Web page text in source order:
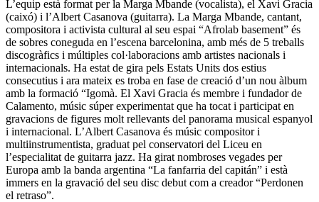
L’equip està format per la Marga Mbande (vocalista), el Xavi Gracia
(caixó) i l’Albert Casanova (guitarra). La Marga Mbande, cantant,
compositora i activista cultural al seu espai “Afrolab basement” és
de sobres coneguda en l’escena barcelonina, amb més de 5 treballs
discogràfics i múltiples col·laboracions amb artistes nacionals i
internacionals. Ha estat de gira pels Estats Units dos estius
consecutius i ara mateix es troba en fase de creació d’un nou àlbum
amb la formació “Igomà. El Xavi Gracia és membre i fundador de
Calamento, músic súper experimentat que ha tocat i participat en
gravacions de figures molt rellevants del panorama musical espanyol
i internacional. L’Albert Casanova és músic compositor i
multiinstrumentista, graduat pel conservatori del Liceu en
l’especialitat de guitarra jazz. Ha girat nombroses vegades per
Europa amb la banda argentina “La fanfarria del capitán” i està
immers en la gravació del seu disc debut com a creador “Perdonen
el retraso”.